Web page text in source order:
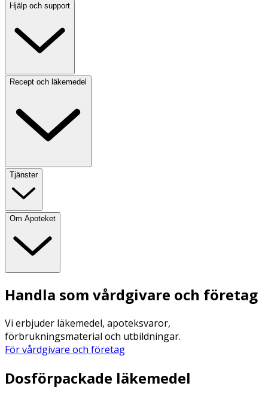
Hjälp och support
Recept och läkemedel
Tjänster
Om Apoteket
Handla som vårdgivare och företag
Vi erbjuder läkemedel, apoteksvaror,
förbrukningsmaterial och utbildningar.
För vårdgivare och företag
Dosförpackade läkemedel